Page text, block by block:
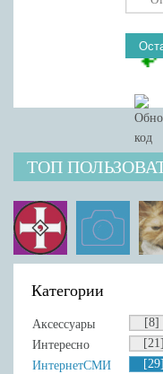
ТОП
Категории
Аксессуары
[8]
Интересно
[21]
ИнтернетСМИ
[29]